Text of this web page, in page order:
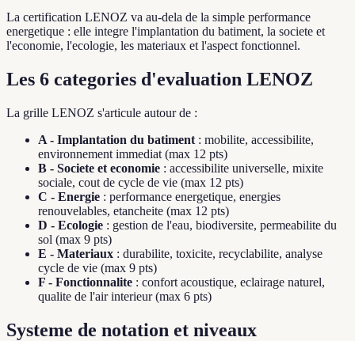
La certification LENOZ va au-dela de la simple performance
energetique : elle integre l'implantation du batiment, la societe et
l'economie, l'ecologie, les materiaux et l'aspect fonctionnel.
Les 6 categories d'evaluation LENOZ
La grille LENOZ s'articule autour de :
A - Implantation du batiment : mobilite, accessibilite,
environnement immediat (max 12 pts)
B - Societe et economie : accessibilite universelle, mixite
sociale, cout de cycle de vie (max 12 pts)
C - Energie : performance energetique, energies
renouvelables, etancheite (max 12 pts)
D - Ecologie : gestion de l'eau, biodiversite, permeabilite du
sol (max 9 pts)
E - Materiaux : durabilite, toxicite, recyclabilite, analyse
cycle de vie (max 9 pts)
F - Fonctionnalite : confort acoustique, eclairage naturel,
qualite de l'air interieur (max 6 pts)
Systeme de notation et niveaux